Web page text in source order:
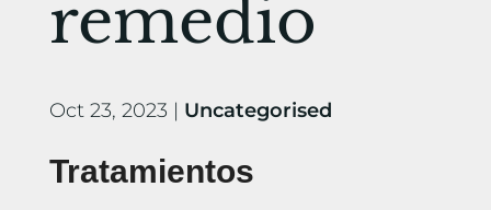
remedio
Oct 23, 2023 | Uncategorised
Tratamientos